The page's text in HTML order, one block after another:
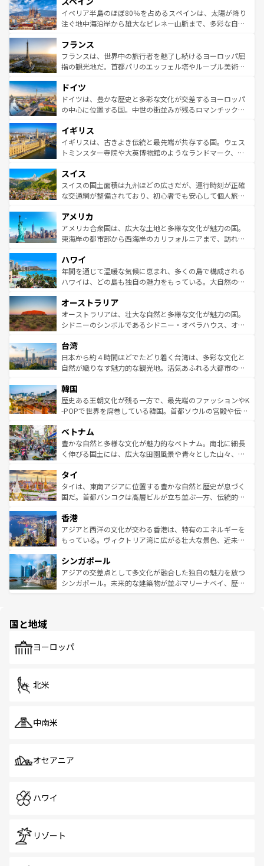
景など、自然景観も見逃せない。観光の合間には、本場の
ピザやパスタなど、絶品のイタリア料理を堪能することも
ませてくれるイタリアで、忘れられない旅をしてみよう！
なお、新着のイタリア情報はコンテンツ一覧 を参照してほ
しい。
イベリア半島のほぼ80％を占めるスペインは、太陽が降り
注ぐ地中海沿岸から雄大なピレネー山脈まで、多彩な自然
文化が根付くこの国では、情熱的なフラメンコ、熱気あふ
れる闘牛、そして美味しいタパスが生活の一部となってい
る。首都マドリードの洗練された雰囲気や、バルセロナの
の城塞都市、穏やかなビーチリゾートまで多彩な表情を見
せる。地方によって風土や気候が異なるスペインはその個
性で訪れる人を魅了する。 なお、新着のスペイン情報はコ
フランス
フランスは、世界中の旅行者を魅了し続けるヨーロッパ屈
指の観光地だ。首都パリのエッフェル塔やルーブル美術館
で、幅広い魅力が詰まっている。華麗な宮殿、歴史的な大
聖堂、美しいビーチ、そして豊かな自然が、訪れる者を心
から魅了する。また、フランスは美食の国としても知ら
いる。シャンパンの発祥地であるランス、プロヴァンスの
香り高いラベンダー畑など、多彩な楽しみ方が可能だ。さ
らに、パリ以外の地域にも魅力が溢れており、どの街角に
れる地方に足を運ぶとそれぞれで全く異なる文化を体験で
きるだろう。 なお、新着のフランス情報はコンテンツ一覧
を参照してほしい。
ドイツ
ドイツは、豊かな歴史と多彩な文化が交差するヨーロッパ
の中心に位置する国。中世の街並みが残るロマンチック街
顔を持つこの国は、どこを歩いても飽きることがない。ベ
ルリンの文化的活気、バイエルン州のアルプスの絶景、そ
してライン川沿いのワイン畑といった風景は必見。ビール
は、お酒好きな人にはぜひ体験してほしい。 なお、新着の
ドイツ情報はコンテンツ一覧を参照してほしい。
イギリス
イギリスは、古きよき伝統と最先端が共存する国。ウェス
トミンスター寺院や大英博物館のようなランドマーク、歴
リアごとに異なる魅力がある。また、優雅なアフタヌーン
ティー、ビール好きにはたまらない英国パブ、サッカー観
戦など、本場だからこそできる体験も豊富。イギリスを旅
ンツ一覧を参照してほしい。
スイス
スイスの国土面積は九州ほどの広さだが、運行時刻が正確
な交通網が整備されており、初心者でも安心して個人旅行
の建物がそのまま残る町や、スイスならではのユニークな
博物館もあり、アルプス観光だけでなく町歩きも満喫する
ことができる。国民の所得が高いため物価も高いが、旅行
ば市内交通費無料で観光を楽しむこともできる。 なお、新
着のスイス情報はコンテンツ一覧 を参照してほしい。
アメリカ
アメリカ合衆国は、広大な土地と多様な文化が魅力の国。
東海岸の都市部から西海岸のカリフォルニアまで、訪れる
のような巨大都市は、観光、ショッピング、エンターテイ
ンメントが詰まった刺激的なスポットだ。一方、アメリカ
西部には大自然が広がり、グランドキャニオンやイエロー
部のニューオーリンズでは、音楽と美食が融合した独特の
文化が魅力。旅行者はアメリカの各地域で異なる魅力を楽
しみながら、その多様性と豊かな歴史を感じることができ
ならではの贅沢な旅のスタイルだ。 なお、新着のアメリカ
情報はコンテンツ一覧を参照してほしい。
ハワイ
年間を通じて温暖な気候に恵まれ、多くの島で構成される
ハワイは、どの島も独自の魅力をもっている。大自然の神
ワイ島は見逃せない。また、定番の観光地といえばオアフ
島だが、静かな自然を求めるならマウイ島やカウアイ島が
おすすめ。エメラルドグリーンに輝く海をはじめ、豊かな
れるおもてなしの心で訪れる人々を迎えてくれるハワイの
人々、おいしいローカルフードやハワイアンミュージッ
ク、伝統的なフラダンスなど、すべてがハワイの魅力を彩
ワイを、存分に味わってほしい。 なお、新着のハワイ情報
はコンテンツ一覧を参照してほしい。
オーストラリア
オーストラリアは、壮大な自然と多様な文化が魅力の国。
シドニーのシンボルであるシドニー・オペラハウス、オー
リアリーフや大陸中央部にそびえるウルル（エアーズロッ
ク）、タスマニアの美しい原生林やケアンズの熱帯雨林な
ど、見どころがたくさん。また、カフェやワイン、オージ
いる。アクティビティも充実しており、サーフィンやダイ
ビング、ハイキングなど、アウトドア好きにはたまらな
い。オーストラリアの多彩な魅力を存分に味わいつくそ
参照してほしい。
台湾
日本から約４時間ほどでたどり着く台湾は、多彩な文化と
自然が織りなす魅力的な観光地。活気あふれる大都市の台
ン）、静ひつな山岳地帯である台湾東部など、都市の喧騒
と山間の静けさが共存しており、訪れる人に新しい発見と
驚きをもたらしてくれる。また、奥深い台湾の食文化も魅
容にもいいと評判のスイーツなど、バラエティ豊かな料理
が味わえる。 なお、新着の台湾情報は コンテンツ一覧を参
照してほしい。
韓国
歴史ある王朝文化が残る一方で、最先端のファッションやK
-POPで世界を席巻している韓国。首都ソウルの宮殿や伝統
き、地方に足を延ばせば四季折々の自然美を楽しむことが
できる。そして、キムチや焼肉、絶品のストリートフード
まで、さまざまな韓国料理が待っている。夜には、韓国な
リティに包まれながら、韓国の多彩な魅力を心ゆくまで味
わってみてほしい。 なお、新着の韓国情報はコンテンツ一
覧を参照してほしい。
ベトナム
豊かな自然と多様な文化が魅力的なベトナム。南北に細長
く伸びる国土には、広大な田園風景や青々とした山々、世
急速な発展と共に伝統が息づく。ハノイの古い町並みやホ
ーチミン市のフランス統治時代の建物も、独特の雰囲気を
醸し出している。また、バラエティの豊かさとおいしさで
とつ。フォーやバインミー、ベトナムコーヒーなどは、ぜ
ひ現地で味わいたい。どの地域を訪れてもあたたかい人々
が旅行者を迎えてくれるので、きっと忘れられない旅にな
参照してほしい。
タイ
タイは、東南アジアに位置する豊かな自然と歴史が息づく
国だ。首都バンコクは高層ビルが立ち並ぶ一方、伝統的な
の活気が交差している。北部ではチェンマイなどの山岳地
帯で自然と触れ合い、南部ではプーケットやクラビの美し
いビーチでリゾート気分を楽しむことができる。タイ料理
激する。気候は一年中温暖で、どの季節にも異なる楽しみ
が待っている。親しみやすいタイの人々、仏教を中心とし
た文化、そして多様な観光資源が、訪れる旅人を魅了し続
香港
アジアと西洋の文化が交わる香港は、特有のエネルギーを
もっている。ヴィクトリア湾に広がる壮大な景色、近未来
み、どこを訪れても感動するはず。観光スポットが密集し
ており、効率よく見どころを回れるのも魅力。息をのむよ
うな絶景から文化的な体験まで、香港を存分に楽しみ尽く
シンガポール
アジアの交差点として多文化が融合した独自の魅力を放つ
シンガポール。未来的な建築物が並ぶマリーナベイ、歴史
で、ホーカーズは地元の風情を楽しめる外せないスポット
国と地域
ヨーロッパ
北米
中南米
オセアニア
ハワイ
リゾート